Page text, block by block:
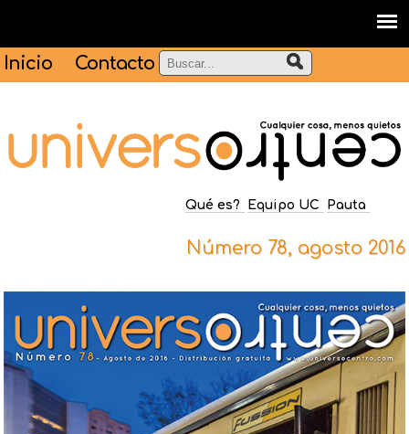
Inicio Contacto
Qué es? Equipo UC Pauta
Número 78, agosto 2016